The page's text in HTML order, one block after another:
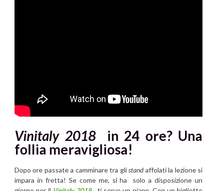
Vinitaly 2018in 24 ore? Una
follia meravigliosa!
Dopo ore passate a camminare tra glistandaffolati la lezione si
impara in fretta! Se come me, si ha solo a disposizione un